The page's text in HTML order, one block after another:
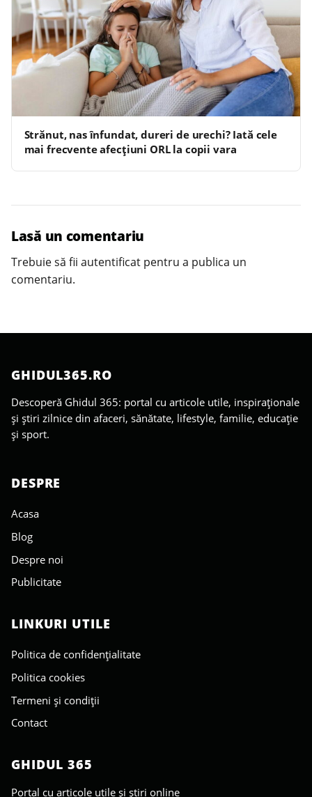
Strănut, nas înfundat, dureri de urechi? Iată cele
mai frecvente afecțiuni ORL la copii vara
Lasă un comentariu
Trebuie să fii autentificat pentru a publica un
comentariu.
GHIDUL365.RO
Descoperă Ghidul 365: portal cu articole utile, inspiraționale
și știri zilnice din afaceri, sănătate, lifestyle, familie, educație
și sport.
DESPRE
Acasa
Blog
Despre noi
Publicitate
LINKURI UTILE
Politica de confidențialitate
Politica cookies
Termeni și condiții
Contact
GHIDUL 365
Portal cu articole utile și știri online